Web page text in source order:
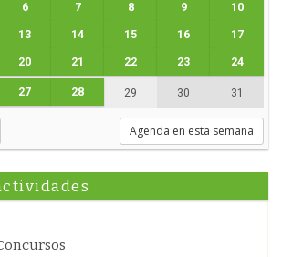
6 7 8 9 10
13 14 15 16 17
20 21 22 23 24
27 28 29 30 31
Agenda en esta semana